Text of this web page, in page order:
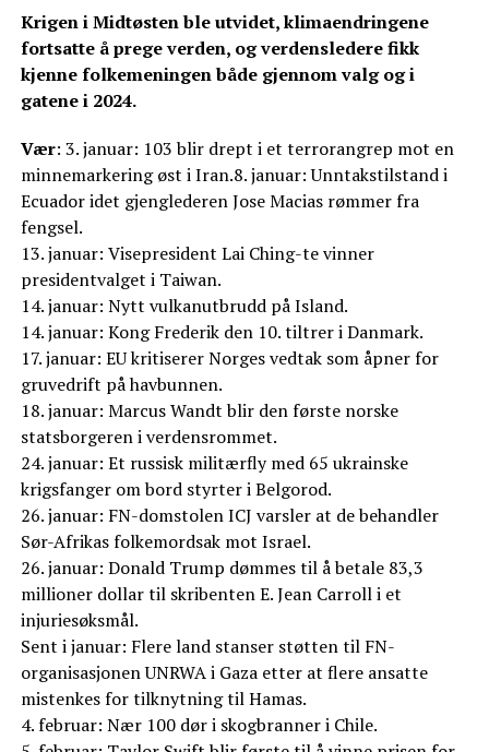
Krigen i Midtøsten ble utvidet, klimaendringene
fortsatte å prege verden, og verdensledere fikk
kjenne folkemeningen både gjennom valg og i
gatene i 2024.
Vær: 3. januar: 103 blir drept i et terrorangrep mot en
minnemarkering øst i Iran.8. januar: Unntakstilstand i
Ecuador idet gjenglederen Jose Macias rømmer fra
fengsel.
13. januar: Visepresident Lai Ching-te vinner
presidentvalget i Taiwan.
14. januar: Nytt vulkanutbrudd på Island.
14. januar: Kong Frederik den 10. tiltrer i Danmark.
17. januar: EU kritiserer Norges vedtak som åpner for
gruvedrift på havbunnen.
18. januar: Marcus Wandt blir den første norske
statsborgeren i verdensrommet.
24. januar: Et russisk militærfly med 65 ukrainske
krigsfanger om bord styrter i Belgorod.
26. januar: FN-domstolen ICJ varsler at de behandler
Sør-Afrikas folkemordsak mot Israel.
26. januar: Donald Trump dømmes til å betale 83,3
millioner dollar til skribenten E. Jean Carroll i et
injuriesøksmål.
Sent i januar: Flere land stanser støtten til FN-
organisasjonen UNRWA i Gaza etter at flere ansatte
mistenkes for tilknytning til Hamas.
4. februar: Nær 100 dør i skogbranner i Chile.